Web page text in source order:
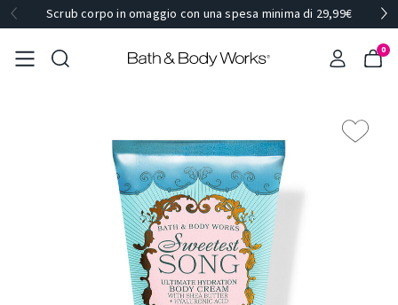
Scrub corpo in omaggio con una spesa minima di 29,99€
0